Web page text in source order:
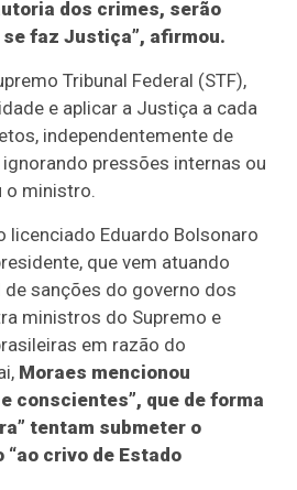
dos crimes, serão
faz Justiça”, afirmou.
Tribunal Federal (STF),
e aplicar a Justiça a cada
independentemente de
pressões internas ou
o ministro.
licenciado Eduardo Bolsonaro
que vem atuando
sanções do governo dos
ministros do Supremo e
em razão do
Moraes mencionou
conscientes”, que de forma
tentam submeter o
crivo de Estado